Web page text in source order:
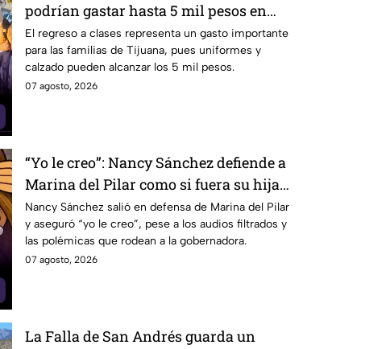
podrían gastar hasta 5 mil pesos en
uniformes y calzado
El regreso a clases representa un gasto importante
para las familias de Tijuana, pues uniformes y
calzado pueden alcanzar los 5 mil pesos.
07 agosto, 2026
“Yo le creo”: Nancy Sánchez defiende a
Marina del Pilar como si fuera su hija
pese a polémicas
Nancy Sánchez salió en defensa de Marina del Pilar
y aseguró “yo le creo”, pese a los audios filtrados y
las polémicas que rodean a la gobernadora.
07 agosto, 2026
La Falla de San Andrés guarda un